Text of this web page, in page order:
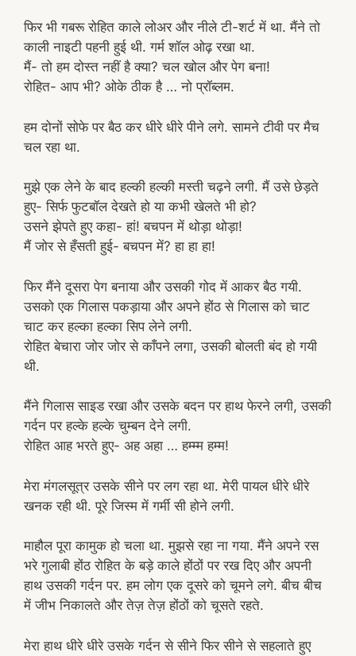
फिर भी गबरू रोहित काले लोअर और नीले टी-शर्ट में था. मैंने तो
काली नाइटी पहनी हुई थी. गर्म शॉल ओढ़ रखा था.
मैं- तो हम दोस्त नहीं है क्या? चल खोल और पेग बना!
रोहित- आप भी? ओके ठीक है … नो प्रॉब्लम.
हम दोनों सोफे पर बैठ कर धीरे धीरे पीने लगे. सामने टीवी पर मैच
चल रहा था.
मुझे एक लेने के बाद हल्की हल्की मस्ती चढ़ने लगी. मैं उसे छेड़ते
हुए- सिर्फ फुटबॉल देखते हो या कभी खेलते भी हो?
उसने झेपते हुए कहा- हां! बचपन में थोड़ा थोड़ा!
मैं जोर से हँसती हुई- बचपन में? हा हा हा!
फिर मैंने दूसरा पेग बनाया और उसकी गोद में आकर बैठ गयी.
उसको एक गिलास पकड़ाया और अपने होंठ से गिलास को चाट
चाट कर हल्का हल्का सिप लेने लगी.
रोहित बेचारा जोर जोर से काँपने लगा, उसकी बोलती बंद हो गयी
थी.
मैंने गिलास साइड रखा और उसके बदन पर हाथ फेरने लगी, उसकी
गर्दन पर हल्के हल्के चुम्बन देने लगी.
रोहित आह भरते हुए- अह अहा … हम्म्म हम्म!
मेरा मंगलसूत्र उसके सीने पर लग रहा था. मेरी पायल धीरे धीरे
खनक रही थी. पूरे जिस्म में गर्मी सी होने लगी.
माहौल पूरा कामुक हो चला था. मुझसे रहा ना गया. मैंने अपने रस
भरे गुलाबी होंठ रोहित के बड़े काले होंठों पर रख दिए और अपनी
हाथ उसकी गर्दन पर. हम लोग एक दूसरे को चूमने लगे. बीच बीच
में जीभ निकालते और तेज़ तेज़ होंठों को चूसते रहते.
मेरा हाथ धीरे धीरे उसके गर्दन से सीने फिर सीने से सहलाते हुए